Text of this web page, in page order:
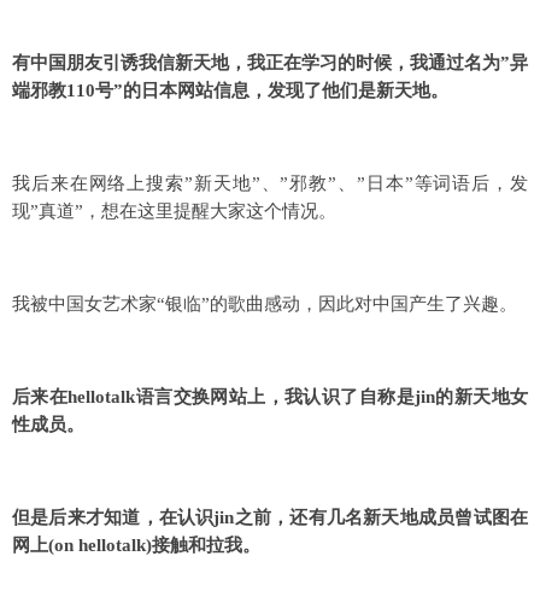
有中国朋友引诱我信新天地，我正在学习的时候，我通过名为”异
端邪教110号”的日本网站信息，发现了他们是新天地。
我后来在网络上搜索”新天地”、”邪教”、”日本”等词语后，发
现”真道”，想在这里提醒大家这个情况。
我被中国女艺术家“银临”的歌曲感动，因此对中国产生了兴趣。
后来在hellotalk语言交换网站上，我认识了自称是jin的新天地女
性成员。
但是后来才知道，在认识jin之前，还有几名新天地成员曾试图在
网上(on hellotalk)接触和拉我。